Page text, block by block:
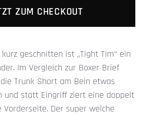
ZUM CHECKOUT
geschnitten ist „Tight Tim“ ein
Im Vergleich zur Boxer Brief
Trunk Short am Bein etwas
und statt Eingriff ziert eine doppelt
Der super weiche